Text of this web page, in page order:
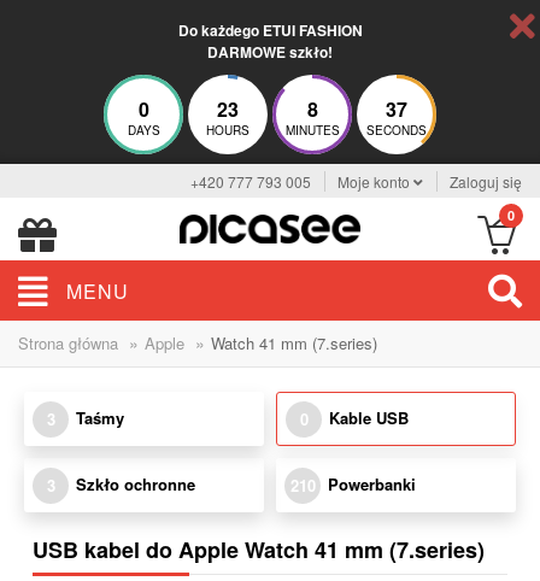
Do każdego ETUI FASHION
DARMOWE szkło!
0
DAYS
23
HOURS
8
MINUTES
37
SECONDS
+420 777 793 005 Moje konto Zaloguj się
0
MENU
Strona główna » Apple » Watch 41 mm (7.series)
3 Taśmy 0 Kable USB
3 Szkło ochronne 210 Powerbanki
USB kabel do Apple Watch 41 mm (7.series)